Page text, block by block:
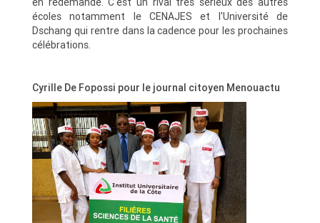
écoles notamment le CENAJES et l'Université de
Dschang qui rentre dans la cadence pour les prochaines
célébrations.
Cyrille De Fopossi pour le journal citoyen Menouactu